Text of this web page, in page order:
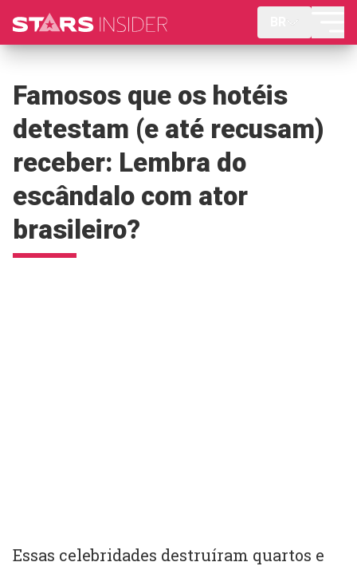
Famosos que os hotéis
detestam (e até recusam)
receber: Lembra do
escândalo com ator
brasileiro?
Essas celebridades destruíram quartos e